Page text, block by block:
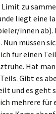
zu
liegt eine
innen
Nun müssen
für einen
Hat
Gibt es
und es geht
mehrere